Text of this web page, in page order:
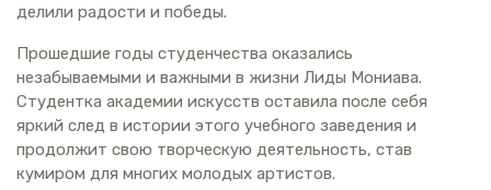
делили радости и победы.
Прошедшие годы студенчества оказались
незабываемыми и важными в жизни Лиды Мониава.
Студентка академии искусств оставила после себя
яркий след в истории этого учебного заведения и
продолжит свою творческую деятельность, став
кумиром для многих молодых артистов.